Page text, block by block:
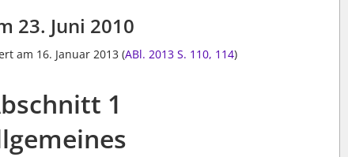
23. Juni 2010
am 16. Januar 2013 (ABl. 2013 S. 110, 114)
1